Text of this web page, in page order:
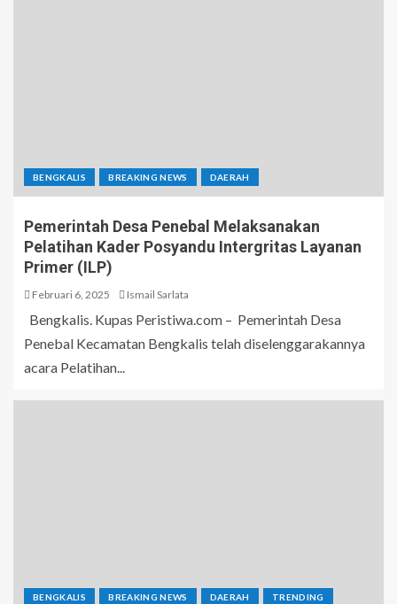
BENGKALIS BREAKING NEWS DAERAH
Pemerintah Desa Penebal Melaksanakan
Pelatihan Kader Posyandu Intergritas Layanan
Primer (ILP)
Februari 6, 2025 Ismail Sarlata
Bengkalis. Kupas Peristiwa.com – Pemerintah Desa
Penebal Kecamatan Bengkalis telah diselenggarakannya
acara Pelatihan...
BENGKALIS BREAKING NEWS DAERAH TRENDING